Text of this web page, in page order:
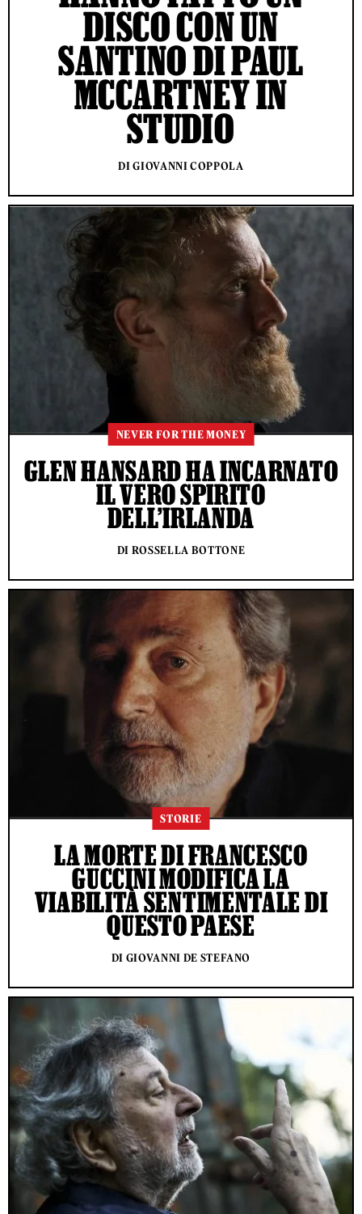
DISCO CON UN
SANTINO DI PAUL
MCCARTNEY IN
STUDIO
DI GIOVANNI COPPOLA
NEVER FOR THE MONEY
GLEN HANSARD HA INCARNATO
IL VERO SPIRITO
DELL’IRLANDA
DI ROSSELLA BOTTONE
STORIE
LA MORTE DI FRANCESCO
GUCCINI MODIFICA LA
VIABILITÀ SENTIMENTALE DI
QUESTO PAESE
DI GIOVANNI DE STEFANO